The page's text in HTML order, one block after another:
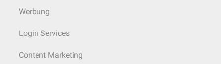
Werbung
Login Services
Content Marketing